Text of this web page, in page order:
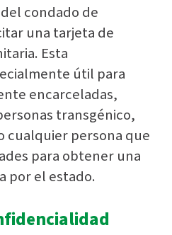
condado de
una tarjeta de
Esta
útil para
encarceladas,
transgénico,
cualquier persona que
para obtener una
por el estado.